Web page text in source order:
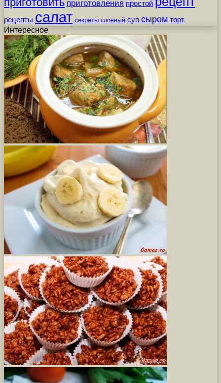
приготовления простой
рецепты салат секреты слоеный суп сыром торт
Интересное